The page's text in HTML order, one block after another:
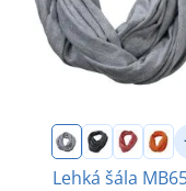
Lehká šála